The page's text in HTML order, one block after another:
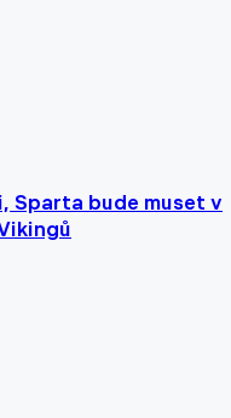
Sparta bude muset v